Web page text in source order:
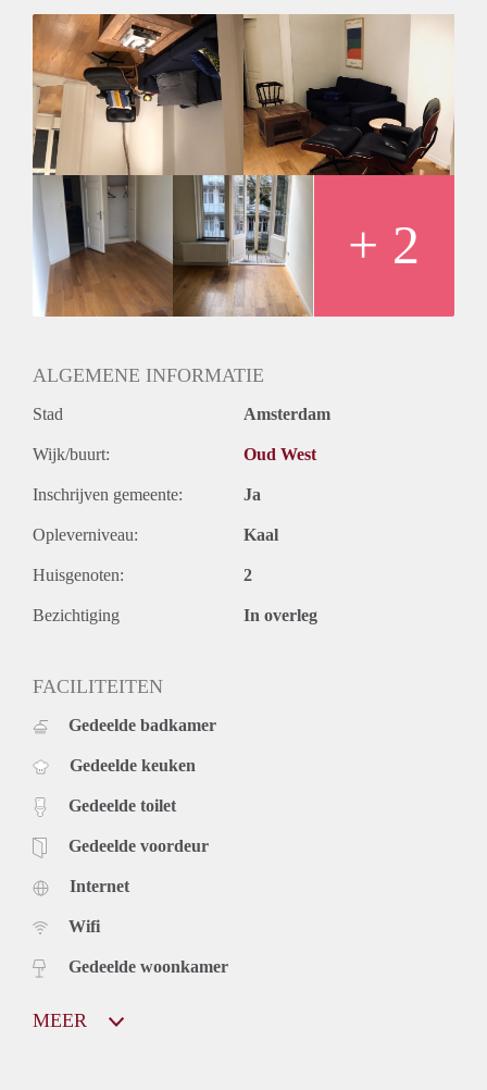
wasmachine droger)
De kamer is 14m3 en de huurprijs bedraagt 770,- euro
inclusief.
Daan en ik werken allebei fulltime en zijn daarom opzoek
naar een werkende huisgenoot (of iemand die in zijn
afstudeerfase zit).
+ 2
ALGEMENE INFORMATIE
Stad Amsterdam
Wijk/buurt: Oud West
Inschrijven gemeente: Ja
Opleverniveau: Kaal
Huisgenoten: 2
Bezichtiging In overleg
FACILITEITEN
Gedeelde badkamer
Gedeelde keuken
Gedeelde toilet
Gedeelde voordeur
Internet
Wifi
Gedeelde woonkamer
MEER